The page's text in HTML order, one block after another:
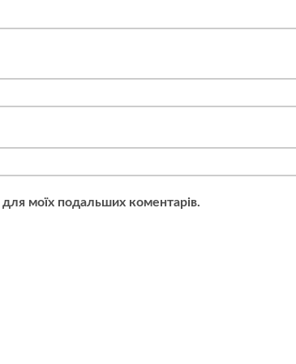
моїх подальших коментарів.